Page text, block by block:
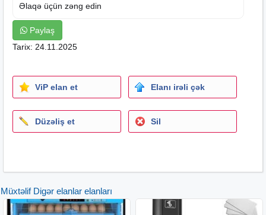
Əlaqə üçün zəng edin
Paylaş
Tarix: 24.11.2025
ViP elan et Elanı irəli çək
Düzəliş et Sil
Müxtəlif Digər elanlar elanları